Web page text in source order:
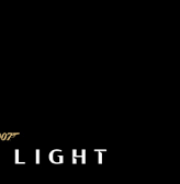
』は v2.0 の大型ア